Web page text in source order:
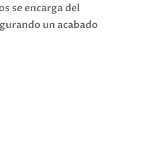
se encarga del
un acabado